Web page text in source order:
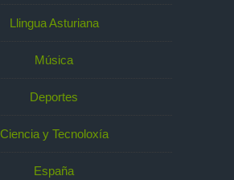
Llingua Asturiana
Música
Deportes
Ciencia y Tecnoloxía
España